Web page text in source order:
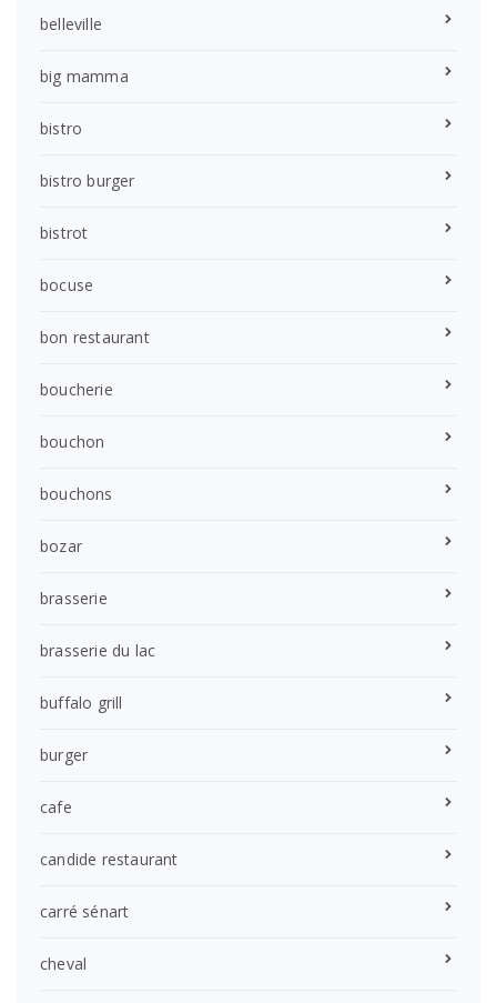
belleville
big mamma
bistro
bistro burger
bistrot
bocuse
bon restaurant
boucherie
bouchon
bouchons
bozar
brasserie
brasserie du lac
buffalo grill
burger
cafe
candide restaurant
carré sénart
cheval